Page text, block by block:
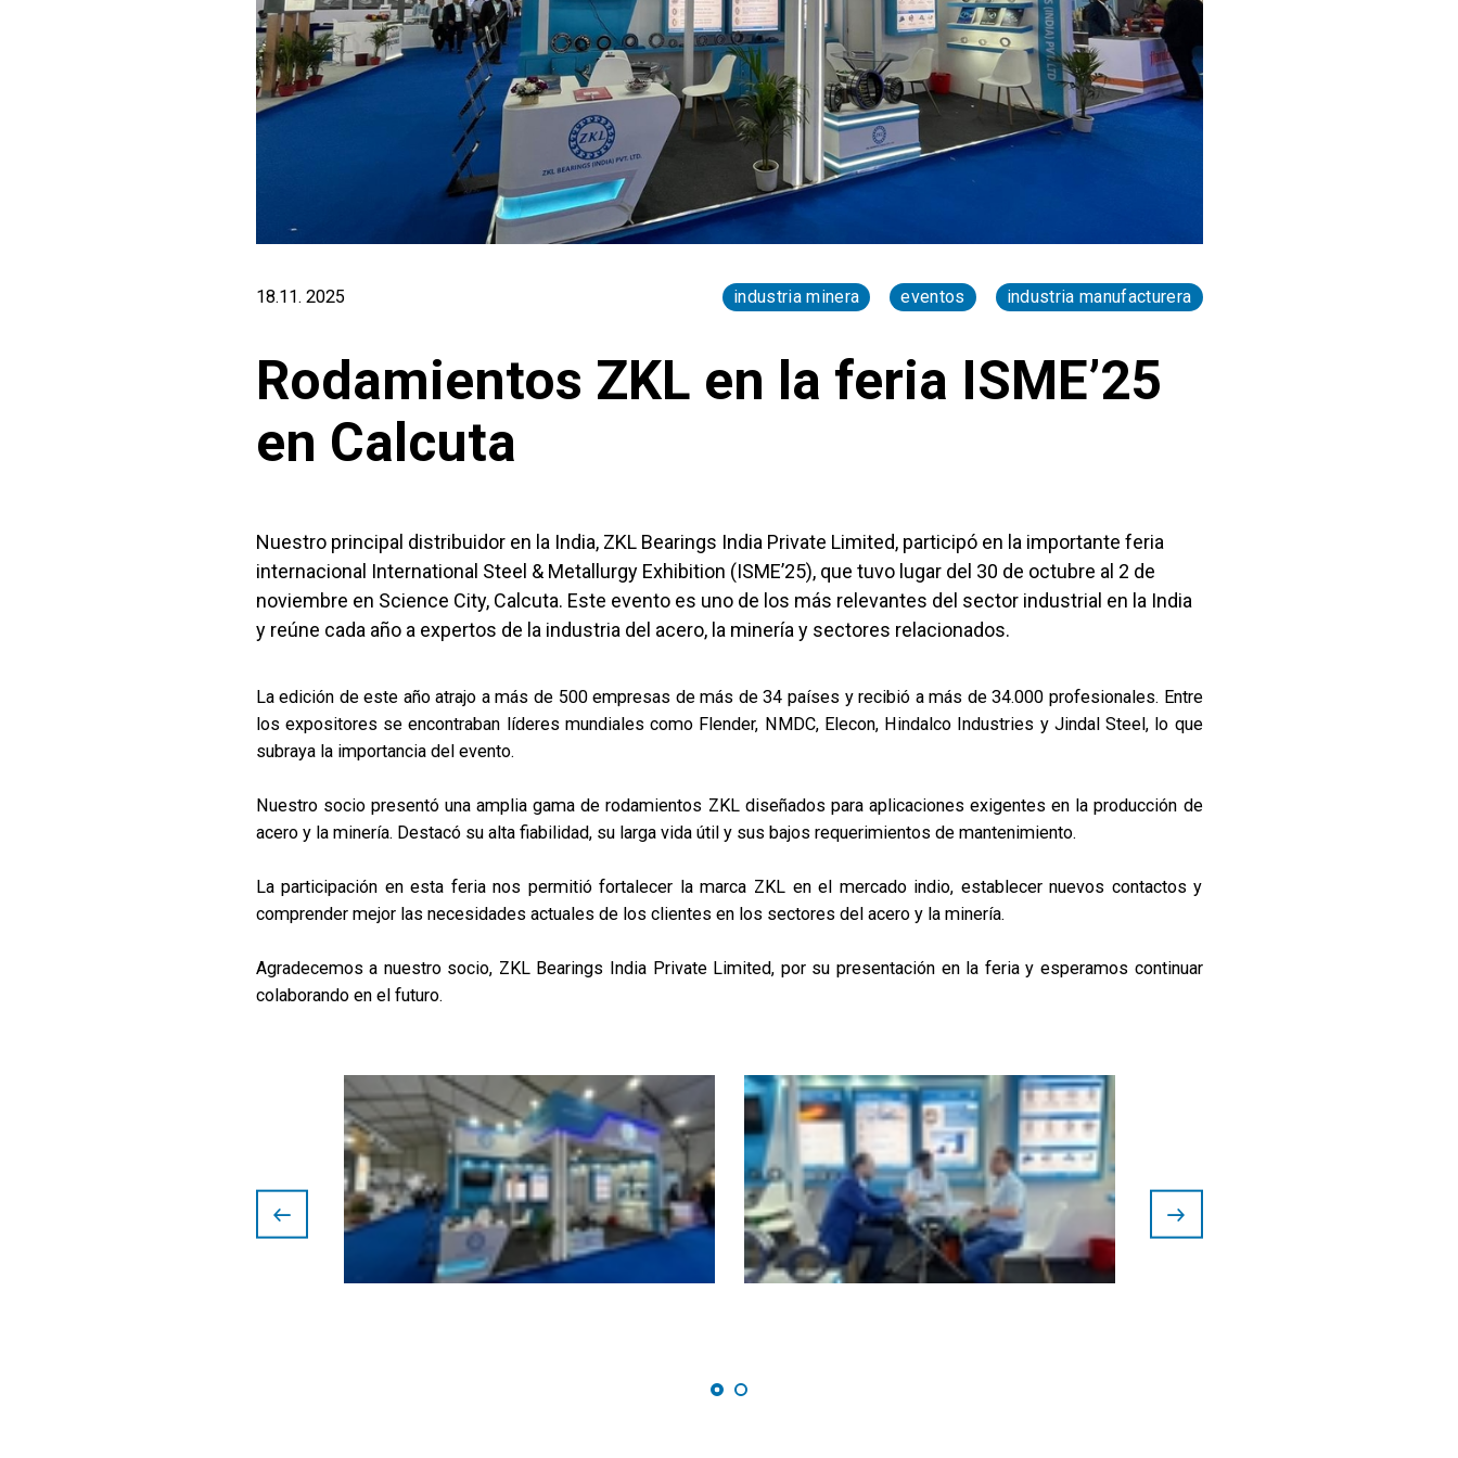
18.11. 2025 industria minera eventos industria manufacturera
Rodamientos ZKL en la feria ISME’25
en Calcuta
Nuestro principal distribuidor en la India, ZKL Bearings India Private Limited, participó en la importante feria
internacional International Steel & Metallurgy Exhibition (ISME’25), que tuvo lugar del 30 de octubre al 2 de
noviembre en Science City, Calcuta. Este evento es uno de los más relevantes del sector industrial en la India
y reúne cada año a expertos de la industria del acero, la minería y sectores relacionados.
La edición de este año atrajo a más de 500 empresas de más de 34 países y recibió a más de 34.000 profesionales. Entre
los expositores se encontraban líderes mundiales como Flender, NMDC, Elecon, Hindalco Industries y Jindal Steel, lo que
subraya la importancia del evento.
Nuestro socio presentó una amplia gama de rodamientos ZKL diseñados para aplicaciones exigentes en la producción de
acero y la minería. Destacó su alta fiabilidad, su larga vida útil y sus bajos requerimientos de mantenimiento.
La participación en esta feria nos permitió fortalecer la marca ZKL en el mercado indio, establecer nuevos contactos y
comprender mejor las necesidades actuales de los clientes en los sectores del acero y la minería.
Agradecemos a nuestro socio, ZKL Bearings India Private Limited, por su presentación en la feria y esperamos continuar
colaborando en el futuro.